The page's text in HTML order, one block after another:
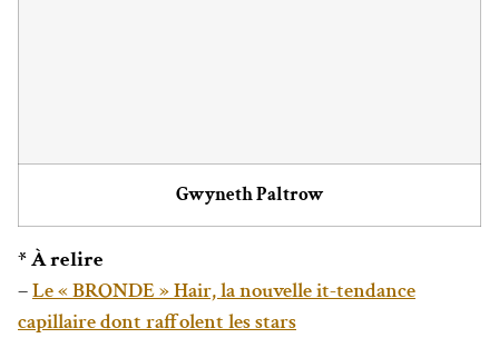
Gwyneth Paltrow
* À relire
–Le « BRONDE » Hair, la nouvelle it-tendance
capillaire dont raffolent les stars